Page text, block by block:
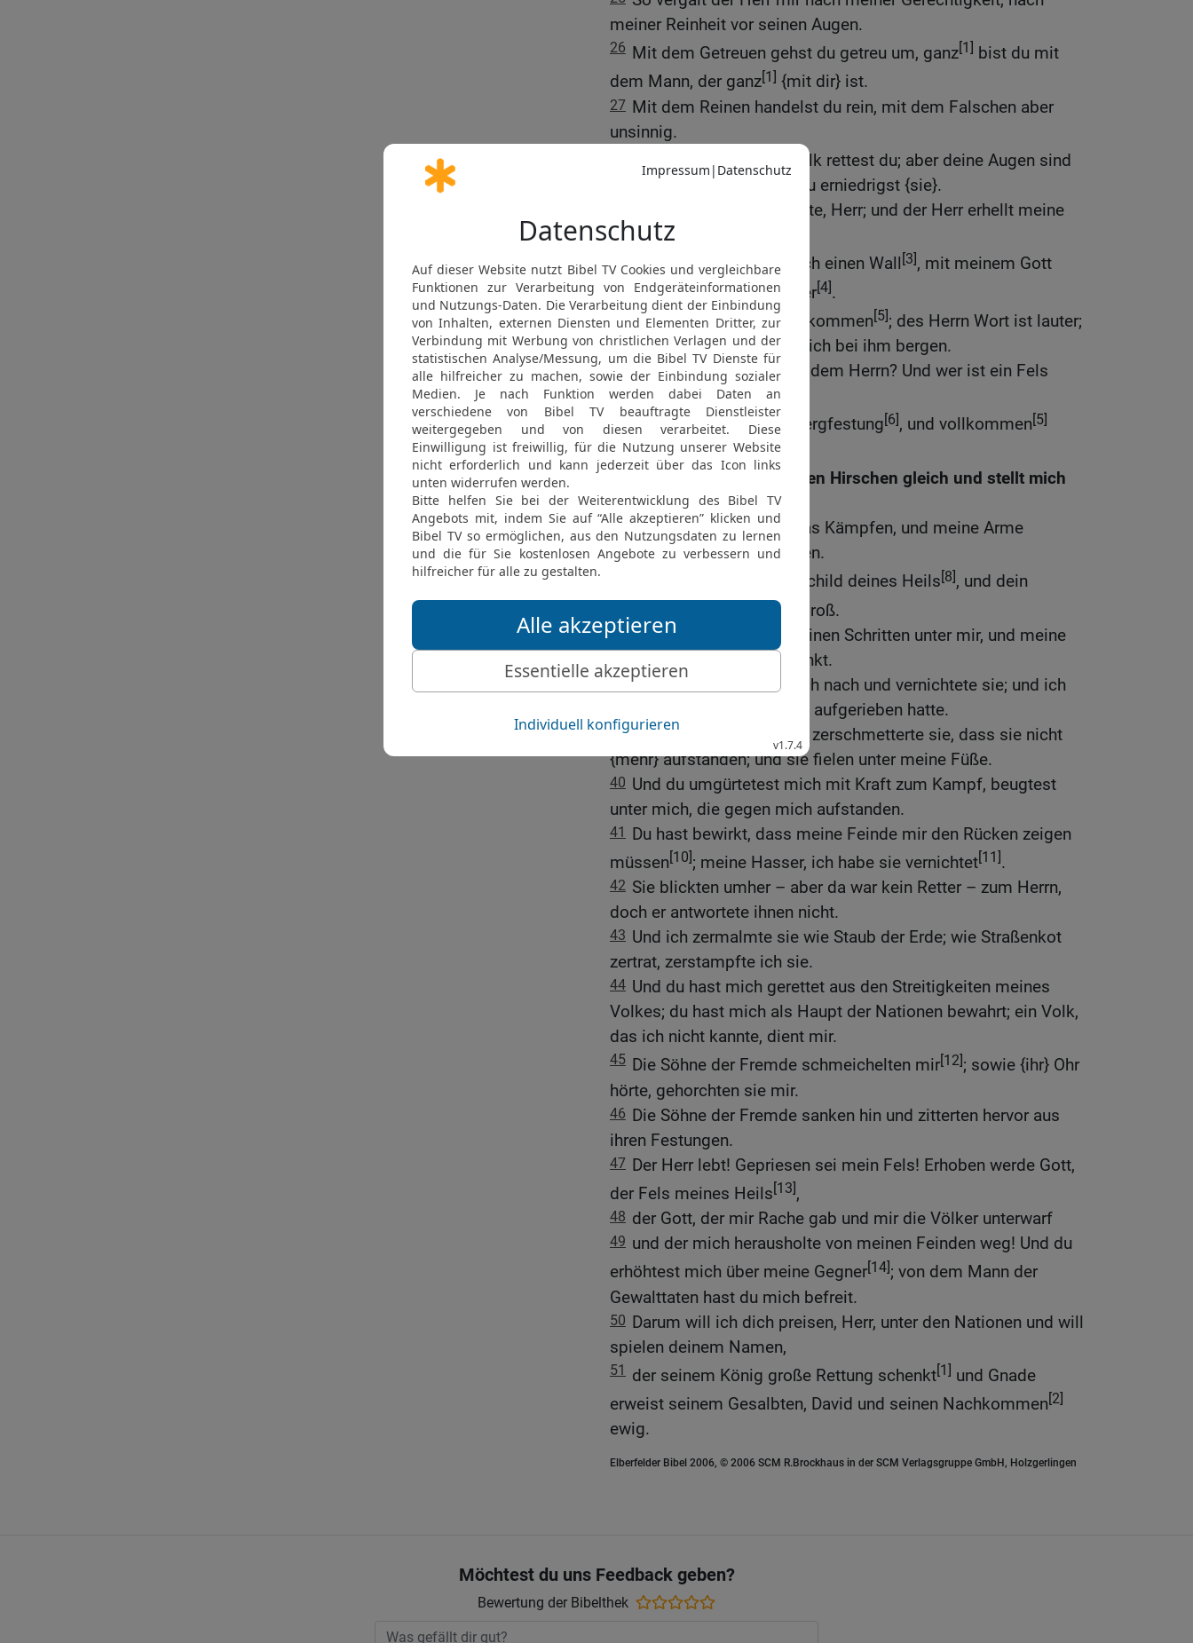
meiner Reinheit vor seinen Augen.
26 Mit dem Getreuen gehst du getreu um, ganz[1] bist du mit
dem Mann, der ganz[1] {mit dir} ist.
27 Mit dem Reinen handelst du rein, mit dem Falschen aber
unsinnig.
Und das demütige
Volk rettest du; aber deine Augen sind
gegen die Hochmütigen, du erniedrigst {sie}.
Ja, du bist meine Leuchte, Herr; und der Herr erhellt meine
Finsternis.
Denn mit dir erstürme ich einen Wall [3], mit meinem Gott
springe ich über eine Mauer[4].
31 Gott – sein Weg ist vollkommen[5]; des Herrn Wort ist lauter;
ein Schild ist er allen, die sich bei ihm bergen.
32
Denn wer ist Gott außer dem Herrn? Und wer ist ein Fels
außer unserem Gott?
33 Gott ist meine starke Bergfestung[6], und vollkommen[5]
macht er meinen Weg[7]
Er macht meine Füße den Hirschen gleich und stellt mich
hin auf meine Höhen.
35 Er lehrt meine Hände das Kämpfen, und meine Arme
spannen den ehernen Bogen.
Und du gabst mir den Schild deines Heils[8], und dein
[9] machte mich groß.
37 Du schafftest Raum meinen Schritten unter mir, und meine
Knöchel haben nicht gewankt.
38 Meinen Feinden jagte ich nach und vernichtete sie; und ich
kehrte nicht um, bis ich sie aufgerieben hatte.
39 Und ich rieb sie auf und zerschmetterte sie, dass sie nicht
{mehr} aufstanden; und sie fielen unter meine Füße.
40 Und du umgürtetest mich mit Kraft zum Kampf, beugtest
unter mich, die gegen mich aufstanden.
41 Du hast bewirkt, dass meine Feinde mir den Rücken zeigen
müssen[10]; meine Hasser, ich habe sie vernichtet[11].
42 Sie blickten umher – aber da war kein Retter – zum Herrn,
doch er antwortete ihnen nicht.
43 Und ich zermalmte sie wie Staub der Erde; wie Straßenkot
zertrat, zerstampfte ich sie.
44 Und du hast mich gerettet aus den Streitigkeiten meines
Volkes; du hast mich als Haupt der Nationen bewahrt; ein Volk,
das ich nicht kannte, dient mir.
45 Die Söhne der Fremde schmeichelten mir[12]; sowie {ihr} Ohr
hörte, gehorchten sie mir.
46 Die Söhne der Fremde sanken hin und zitterten hervor aus
ihren Festungen.
47 Der Herr lebt! Gepriesen sei mein Fels! Erhoben werde Gott,
der Fels meines Heils[13],
48 der Gott, der mir Rache gab und mir die Völker unterwarf
49 und der mich herausholte von meinen Feinden weg! Und du
erhöhtest mich über meine Gegner[14]; von dem Mann der
Gewalttaten hast du mich befreit.
50 Darum will ich dich preisen, Herr, unter den Nationen und will
spielen deinem Namen,
51 der seinem König große Rettung schenkt[1] und Gnade
erweist seinem Gesalbten, David und seinen Nachkommen[2]
ewig.
Elberfelder Bibel 2006, © 2006 SCM R.Brockhaus in der SCM Verlagsgruppe GmbH, Holzgerlingen
Möchtest du uns Feedback geben?
Bewertung der Bibelthek